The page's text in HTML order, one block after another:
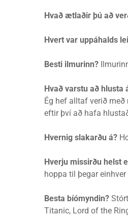
Hvað ætlaðir þú að
Hvert var uppáhalds
Besti ilmurinn?
Hvað varstu að
Ég hef alltaf verið
eftir því að hafa
Hvernig slakarðu á?
Hverju missirðu helst
hoppa til þegar
Besta bíómyndin?
Titanic, Lord of the